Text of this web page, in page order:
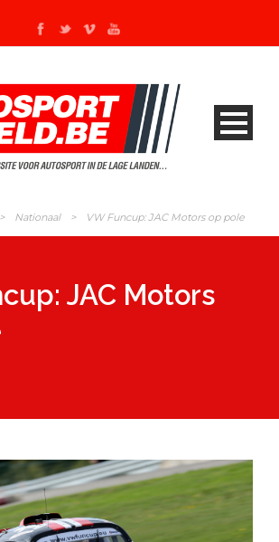
> Nationaal > VW Funcup: JAC Motors op pole
JAC Motors